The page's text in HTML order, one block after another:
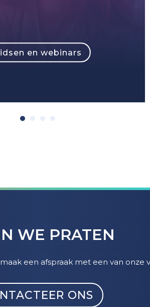
en webinars
WE PRATEN
een afspraak met een van onze
ONS